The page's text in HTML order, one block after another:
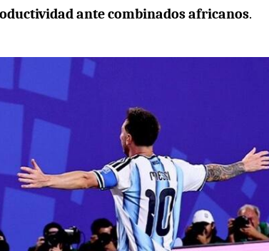
ante combinados africanos.